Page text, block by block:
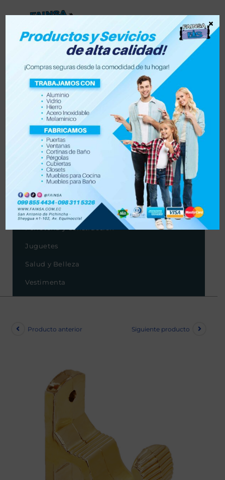
Lista de deseos
0
Tienda
Accesorios para vehículo y moto
Accesorios de hogar
Electrónica
Ferretería y Construcción
Juguetes
Salud y Belleza
Vestimenta
Producto anterior Siguiente producto
×